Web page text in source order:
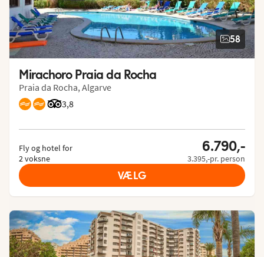
58
Mirachoro Praia da Rocha
Praia da Rocha, Algarve
3,8
Bedømmelse fra Tripadvisor: 3.8 of 5
Fly og hotel for
2 voksne
6.790,-
3.395,-pr. person
VÆLG